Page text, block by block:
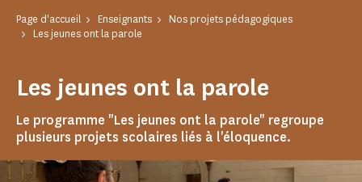
Page d'accueil Enseignants
Nos projets pédagogiques
Les jeunes ont la parole
Les jeunes ont la parole
Le programme "Les jeunes ont la parole" regroupe
plusieurs projets scolaires liés à l'éloquence.